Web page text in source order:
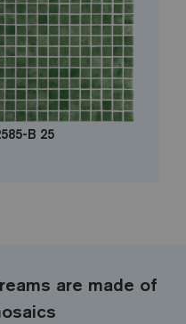
B 25
are made of